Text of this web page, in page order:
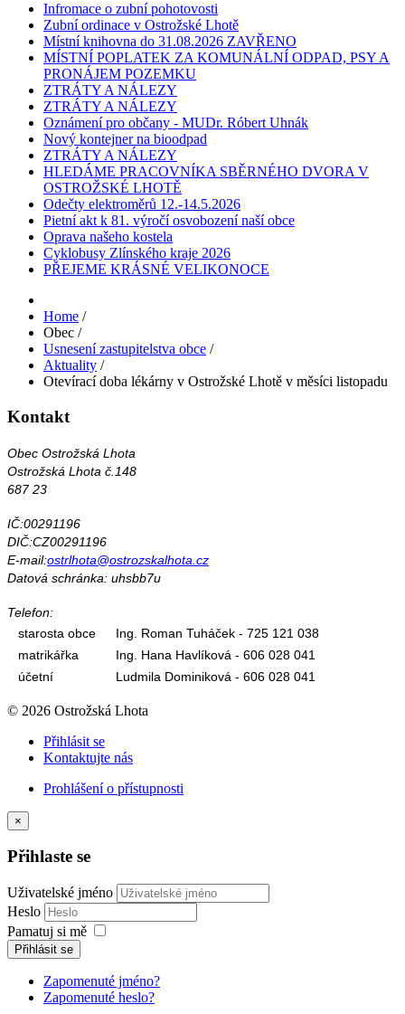
Infromace o zubní pohotovosti
Zubní ordinace v Ostrožské Lhotě
Místní knihovna do 31.08.2026 ZAVŘENO
MÍSTNÍ POPLATEK ZA KOMUNÁLNÍ ODPAD, PSY A
PRONÁJEM POZEMKU
ZTRÁTY A NÁLEZY
ZTRÁTY A NÁLEZY
Oznámení pro občany - MUDr. Róbert Uhnák
Nový kontejner na bioodpad
ZTRÁTY A NÁLEZY
HLEDÁME PRACOVNÍKA SBĚRNÉHO DVORA V
OSTROŽSKÉ LHOTĚ
Odečty elektroměrů 12.-14.5.2026
Pietní akt k 81. výročí osvobození naší obce
Oprava našeho kostela
Cyklobusy Zlínského kraje 2026
PŘEJEME KRÁSNÉ VELIKONOCE
Home /
Obec /
Usnesení zastupitelstva obce /
Aktuality /
Otevírací doba lékárny v Ostrožské Lhotě v měsíci listopadu
Kontakt
Obec Ostrožská Lhota
Ostrožská Lhota č.148
687 23
IČ:00291196
DIČ:CZ00291196
E-mail:ostrlhota@ostrozskalhota.cz
Datová schránka: uhsbb7u
Telefon:
starosta obce
Ing. Roman Tuháček - 725 121 038
matrikářka
Ing. Hana Havlíková - 606 028 041
účetní
Ludmila Dominiková - 606 028 041
© 2026 Ostrožská Lhota
Přihlásit se
Kontaktujte nás
Prohlášení o přístupnosti
×
Přihlaste se
Uživatelské jméno
Heslo
Pamatuj si mě
Přihlásit se
Zapomenuté jméno?
Zapomenuté heslo?